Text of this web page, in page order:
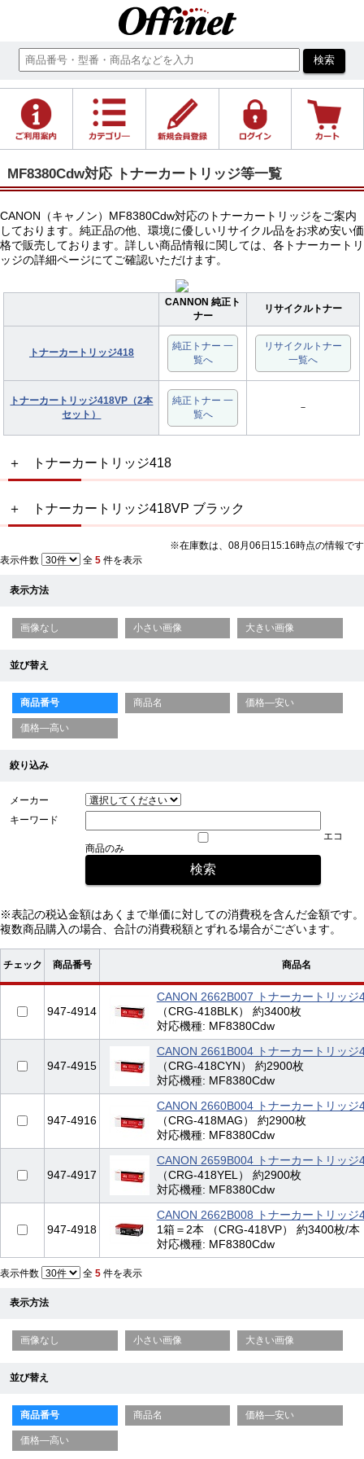
MF8380Cdw対応 トナーカートリッジ等一覧
CANON（キャノン）MF8380Cdw対応のトナーカートリッジをご案内
しております。純正品の他、環境に優しいリサイクル品をお求め安い価
格で販売しております。詳しい商品情報に関しては、各トナーカートリ
ッジの詳細ページにてご確認いただけます。
CANNON 純正ト
ナー
リサイクルトナー
トナーカートリッジ418
純正トナー 一
覧へ
リサイクルトナー
一覧へ
トナーカートリッジ418VP（2本
セット）
純正トナー 一
覧へ
－
トナーカートリッジ418
トナーカートリッジ418VP ブラック
※在庫数は、08月06日15:16時点の情報です
表示件数 全 5 件を表示
表示方法
画像なし 小さい画像 大きい画像
並び替え
商品番号 商品名 価格—安い
価格—高い
絞り込み
メーカー
キーワード
エコ
商品のみ
※表記の税込金額はあくまで単価に対しての消費税を含んだ金額です。
複数商品購入の場合、合計の消費税額とずれる場合がございます。
チェック 商品番号 商品名
947-4914
CANON 2662B007 トナーカートリッジ
（CRG-418BLK） 約3400枚
対応機種: MF8380Cdw
947-4915
CANON 2661B004 トナーカートリッジ
（CRG-418CYN） 約2900枚
対応機種: MF8380Cdw
947-4916
CANON 2660B004 トナーカートリッジ
（CRG-418MAG） 約2900枚
対応機種: MF8380Cdw
947-4917
CANON 2659B004 トナーカートリッジ
（CRG-418YEL） 約2900枚
対応機種: MF8380Cdw
947-4918
CANON 2662B008 トナーカートリッジ
1箱＝2本 （CRG-418VP） 約3400枚/本
対応機種: MF8380Cdw
表示件数 全 5 件を表示
表示方法
画像なし 小さい画像 大きい画像
並び替え
商品番号 商品名 価格—安い
価格—高い